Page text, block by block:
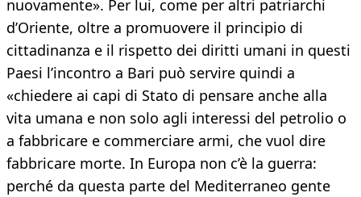
nuovamente». Per lui, come per altri patriarchi
d’Oriente, oltre a promuovere il principio di
cittadinanza e il rispetto dei diritti umani in questi
Paesi l’incontro a Bari può servire quindi a
«chiedere ai capi di Stato di pensare anche alla
vita umana e non solo agli interessi del petrolio o
a fabbricare e commerciare armi, che vuol dire
fabbricare morte. In Europa non c’è la guerra:
perché da questa parte del Mediterraneo gente